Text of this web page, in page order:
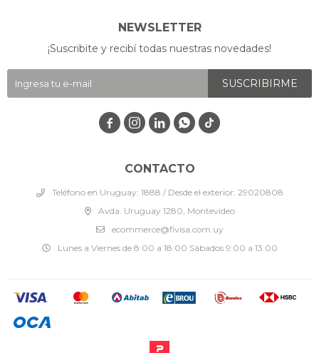
CONTACTO
Teléfono en Uruguay: 1888 / Desde el exterior: 29020808
Avda. Uruguay 1280, Montevideo
ecommerce@fivisa.com.uy
Lunes a Viernes de 8:00 a 18:00 Sábados 9:00 a 13:00
NEWSLETTER
¡Suscribite y recibí todas nuestras novedades!
SUSCRIBIRME
   